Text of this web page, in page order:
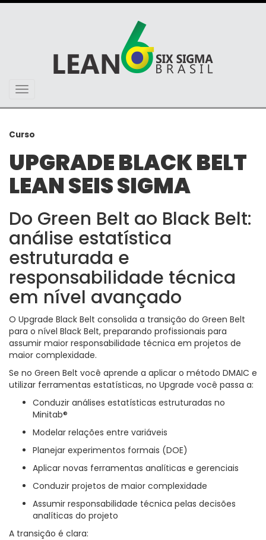
Toggle
navigation
Curso
UPGRADE BLACK BELT
LEAN SEIS SIGMA
Do Green Belt ao Black Belt:
análise estatística
estruturada e
responsabilidade técnica
em nível avançado
O Upgrade Black Belt consolida a transição do Green Belt
para o nível Black Belt, preparando profissionais para
assumir maior responsabilidade técnica em projetos de
maior complexidade.
Se no Green Belt você aprende a aplicar o método DMAIC e
utilizar ferramentas estatísticas, no Upgrade você passa a:
Conduzir análises estatísticas estruturadas no
Minitab®
Modelar relações entre variáveis
Planejar experimentos formais (DOE)
Aplicar novas ferramentas analíticas e gerenciais
Conduzir projetos de maior complexidade
Assumir responsabilidade técnica pelas decisões
analíticas do projeto
A transição é clara: